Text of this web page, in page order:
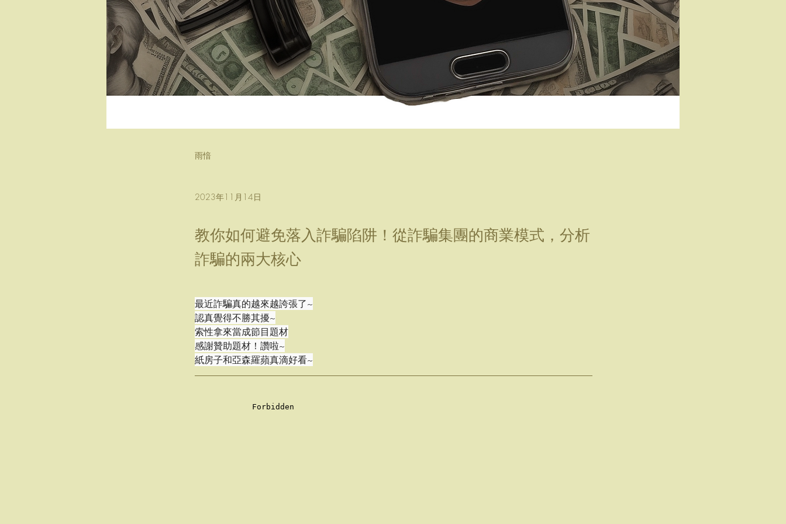
雨愔
2023年11月14日
教你如何避免落入詐騙陷阱！從詐騙集團的商業模式，分析
詐騙的兩大核心
最近詐騙真的越來越誇張了~
認真覺得不勝其擾~
索性拿來當成節目題材
感謝贊助題材！讚啦~
紙房子和亞森羅蘋真滴好看~